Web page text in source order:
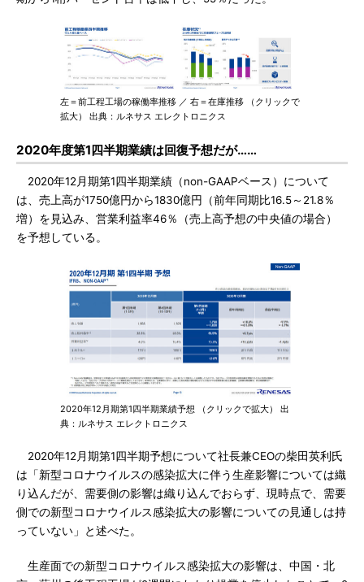
左＝前工程工場の稼働率推移 ／ 右＝在庫推移 （クリックで
拡大） 出典：ルネサス エレクトロニクス
2020年度第1四半期業績は回復予想だが……
2020年12月期第1四半期業績（non-GAAPベース）について
は、売上高が1750億円から1830億円（前年同期比16.5～21.8％
増）を見込み、営業利益率46％（売上高予想の中央値の場合）
を予想している。
2020年12月期第1四半期業績予想 （クリックで拡大） 出
典：ルネサス エレクトロニクス
2020年12月期第1四半期予想について社長兼CEOの柴田英利氏
は「新型コロナウイルスの感染拡大に伴う生産影響については織
り込んだが、需要側の影響は織り込んでおらず、現時点で、需要
側での新型コロナウイルス感染拡大の影響についての見通しは持
っていない」と述べた。
生産面での新型コロナウイルス感染拡大の影響は、中国・北